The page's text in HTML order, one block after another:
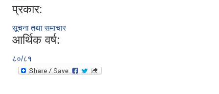
प्रकार:
सूचना तथा समाचार
आर्थिक वर्ष:
८०/८१